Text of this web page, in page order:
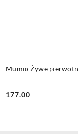
Mumio Żywe
Cena:
177.00